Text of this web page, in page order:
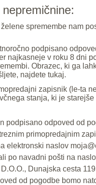
spremembe nam
podpisano
najkasneje v roku 8 dni
Obrazec, ki ga
najdete tukaj.
zapisnik (le-ta
stanja, ki je starejše
podpisano odpoved od
primopredajnim
elektronski naslov
po navadni pošti na
Dunajska cesta
od pogodbe bomo